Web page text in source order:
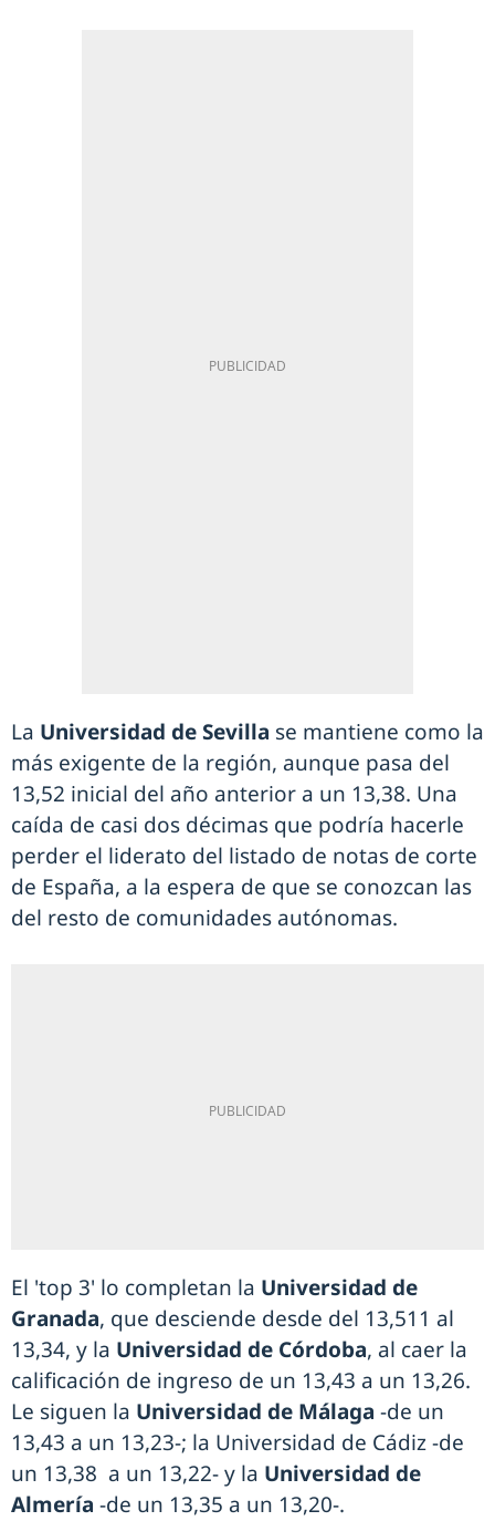
La Universidad de Sevilla se mantiene como la
más exigente de la región, aunque pasa del
13,52 inicial del año anterior a un 13,38. Una
caída de casi dos décimas que podría hacerle
perder el liderato del listado de notas de corte
de España, a la espera de que se conozcan las
del resto de comunidades autónomas.
El 'top 3' lo completan la Universidad de
Granada, que desciende desde del 13,511 al
13,34, y la Universidad de Córdoba, al caer la
calificación de ingreso de un 13,43 a un 13,26.
Le siguen la Universidad de Málaga -de un
13,43 a un 13,23-; la Universidad de Cádiz -de
un 13,38 a un 13,22- y la Universidad de
Almería -de un 13,35 a un 13,20-.